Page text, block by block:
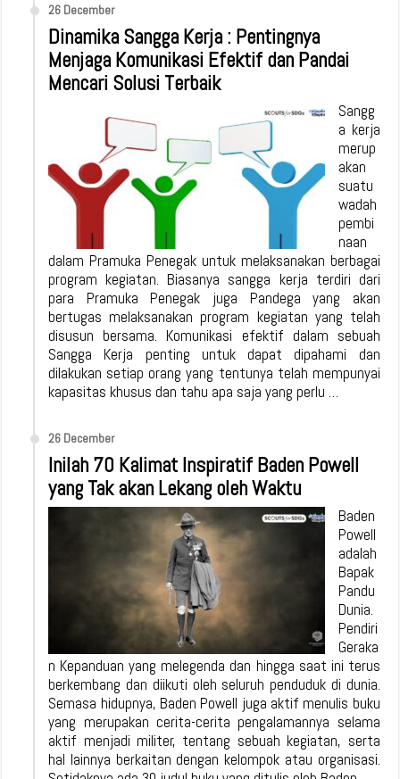
26 December
Dinamika Sangga Kerja : Pentingnya
Menjaga Komunikasi Efektif dan Pandai
Mencari Solusi Terbaik
Sangg
a kerja
merup
akan
suatu
wadah
pembi
naan
dalam Pramuka Penegak untuk melaksanakan berbagai
program kegiatan. Biasanya sangga kerja terdiri dari
para Pramuka Penegak juga Pandega yang akan
bertugas melaksanakan program kegiatan yang telah
disusun bersama. Komunikasi efektif dalam sebuah
Sangga Kerja penting untuk dapat dipahami dan
dilakukan setiap orang yang tentunya telah mempunyai
kapasitas khusus dan tahu apa saja yang perlu …
26 December
Inilah 70 Kalimat Inspiratif Baden Powell
yang Tak akan Lekang oleh Waktu
Baden
Powell
adalah
Bapak
Pandu
Dunia.
Pendiri
Geraka
n Kepanduan yang melegenda dan hingga saat ini terus
berkembang dan diikuti oleh seluruh penduduk di dunia.
Semasa hidupnya, Baden Powell juga aktif menulis buku
yang merupakan cerita-cerita pengalamannya selama
aktif menjadi militer, tentang sebuah kegiatan, serta
hal lainnya berkaitan dengan kelompok atau organisasi.